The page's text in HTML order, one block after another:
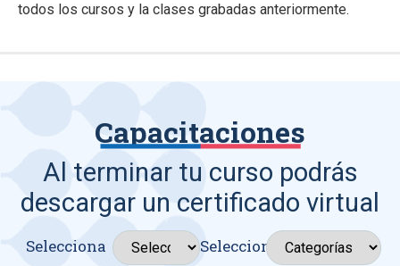
todos los cursos y la clases grabadas anteriormente.
Capacitaciones
Al terminar tu curso podrás
descargar un certificado virtual
Selecciona
Seleccionar